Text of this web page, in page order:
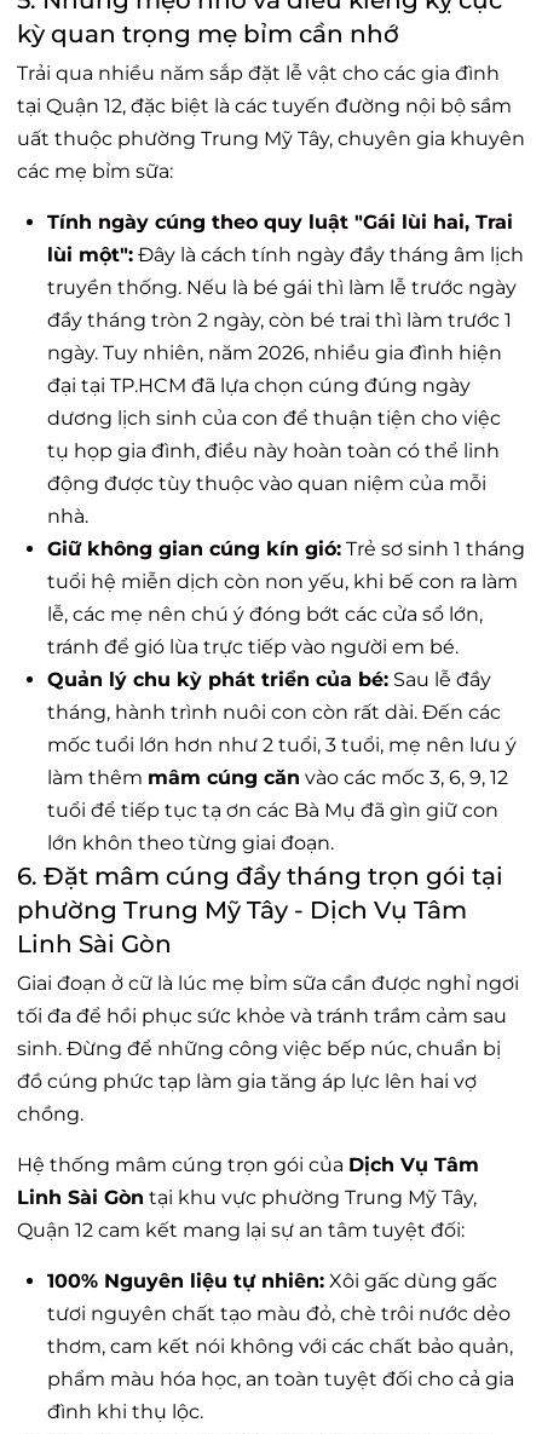
kỳ quan trọng mẹ bỉm cần nhớ
Trải qua nhiều năm sắp đặt lễ vật cho các gia đình
tại Quận 12, đặc biệt là các tuyến đường nội bộ sầm
uất thuộc phường Trung Mỹ Tây, chuyên gia khuyên
các mẹ bỉm sữa:
Tính ngày cúng theo quy luật "Gái lùi hai, Trai
lùi một": Đây là cách tính ngày đầy tháng âm lịch
truyền thống. Nếu là bé gái thì làm lễ trước ngày
đầy tháng tròn 2 ngày, còn bé trai thì làm trước 1
ngày. Tuy nhiên, năm 2026, nhiều gia đình hiện
đại tại TP.HCM đã lựa chọn cúng đúng ngày
dương lịch sinh của con để thuận tiện cho việc
tụ họp gia đình, điều này hoàn toàn có thể linh
động được tùy thuộc vào quan niệm của mỗi
nhà.
Giữ không gian cúng kín gió: Trẻ sơ sinh 1 tháng
tuổi hệ miễn dịch còn non yếu, khi bế con ra làm
lễ, các mẹ nên chú ý đóng bớt các cửa sổ lớn,
tránh để gió lùa trực tiếp vào người em bé.
Quản lý chu kỳ phát triển của bé: Sau lễ đầy
tháng, hành trình nuôi con còn rất dài. Đến các
mốc tuổi lớn hơn như 2 tuổi, 3 tuổi, mẹ nên lưu ý
làm thêm mâm cúng căn vào các mốc 3, 6, 9, 12
tuổi để tiếp tục tạ ơn các Bà Mụ đã gìn giữ con
lớn khôn theo từng giai đoạn.
6. Đặt mâm cúng đầy tháng trọn gói tại
phường Trung Mỹ Tây - Dịch Vụ Tâm
Linh Sài Gòn
Giai đoạn ở cữ là lúc mẹ bỉm sữa cần được nghỉ ngơi
tối đa để hồi phục sức khỏe và tránh trầm cảm sau
sinh. Đừng để những công việc bếp núc, chuẩn bị
đồ cúng phức tạp làm gia tăng áp lực lên hai vợ
chồng.
Hệ thống mâm cúng trọn gói của Dịch Vụ Tâm
Linh Sài Gòn tại khu vực phường Trung Mỹ Tây,
Quận 12 cam kết mang lại sự an tâm tuyệt đối:
100% Nguyên liệu tự nhiên: Xôi gấc dùng gấc
tươi nguyên chất tạo màu đỏ, chè trôi nước dẻo
thơm, cam kết nói không với các chất bảo quản,
phẩm màu hóa học, an toàn tuyệt đối cho cả gia
đình khi thụ lộc.